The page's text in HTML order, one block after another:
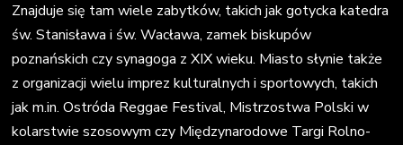
Znajduje się tam wiele zabytków, takich jak gotycka katedra
św. Stanisława i św. Wacława, zamek biskupów
poznańskich czy synagoga z XIX wieku. Miasto słynie także
z organizacji wielu imprez kulturalnych i sportowych, takich
jak m.in. Ostróda Reggae Festival, Mistrzostwa Polski w
kolarstwie szosowym czy Międzynarodowe Targi Rolno-